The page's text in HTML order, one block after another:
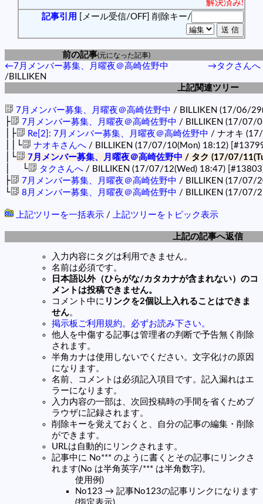
解決済み!
記事引用
[メール受信/OFF] 削除キー/
前の記事(元になった記事)
←7月メンバー募集、月曜夜＠高崎佐野中
/BILLIKEN
→タクさんへ
上記関連ツリー
7月メンバー募集、月曜夜＠高崎佐野中 / BILLIKEN (17/06/
├ 7月メンバー募集、月曜夜＠高崎佐野中 / BILLIKEN (17/07/
│├ Re[2]: 7月メンバー募集、月曜夜＠高崎佐野中 / ナオキ
││└ ナオキさんへ / BILLIKEN (17/07/10(Mon) 18:12)
│└ 7月メンバー募集、月曜夜＠高崎佐野中 / タク (17/07/
│ └ タクさんへ / BILLIKEN (17/07/12(Wed) 18:47)
├ 7月メンバー募集、月曜夜＠高崎佐野中 / BILLIKEN (17/07/
└ 8月メンバー募集、月曜夜＠高崎佐野中 / BILLIKEN (17/07/
上記ツリーを一括表示 / 上記ツリーをトピック表示
上記の記事へ返信
入力内容にタグは利用できません。
名前は必須です。
日本語以外（ひらがな/カタカナが含まれない）のコ
メントは投稿できません。
コメント中に リンクを2個以上入れることはできま
せん。
掲示板ご利用規約。必ずお読み下さい。
他人を中傷する記事は管理者の判断で予告無く削除
されます。
半角カナは使用しないでください。文字化けの原因
になります。
名前、コメントは必須記入項目です。記入漏れはエ
ラーになります。
入力内容の一部は、次回投稿時の手間を省くためブ
ラウザに記録されます。
削除キーを覚えておくと、自分の記事の編集・削除
ができます。
URLは自動的にリンクされます。
記事中に No*** のように書くとその記事にリンクさ
れます(No は半角英字/*** は半角数字)。
使用例)
No123 → 記事No123の記事リンクになります